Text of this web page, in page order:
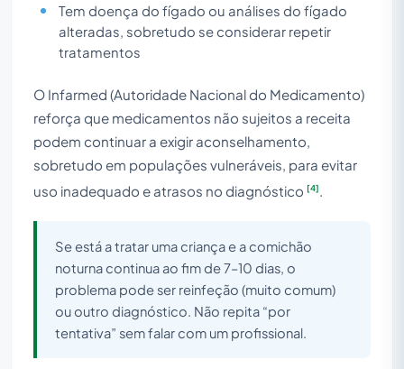
Tem doença do fígado ou análises do fígado
alteradas, sobretudo se considerar repetir
tratamentos
O Infarmed (Autoridade Nacional do Medicamento)
reforça que medicamentos não sujeitos a receita
podem continuar a exigir aconselhamento,
sobretudo em populações vulneráveis, para evitar
uso inadequado e atrasos no diagnóstico [4]
Se está a tratar uma criança e a comichão
noturna continua ao fim de 7–10 dias, o
problema pode ser reinfeção (muito comum)
ou outro diagnóstico. Não repita “por
tentativa” sem falar com um profissional.